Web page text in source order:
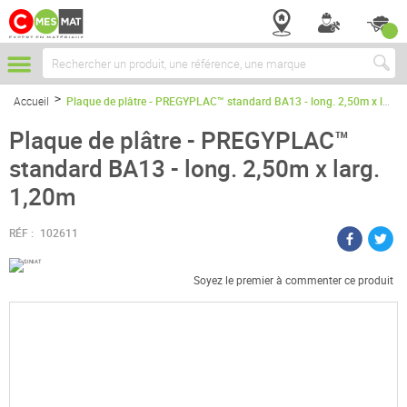
Chercher
Accueil Plaque de plâtre - PREGYPLAC™ standard BA13 - long. 2,50m x larg. 1,20m
Plaque de plâtre - PREGYPLAC™
standard BA13 - long. 2,50m x larg.
1,20m
RÉF : 102611
Soyez le premier à commenter ce produit
Passer